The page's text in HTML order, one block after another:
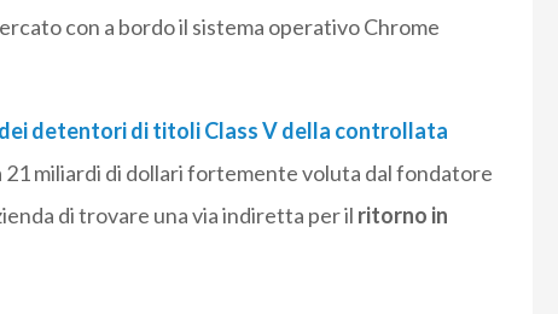
con a bordo il sistema operativo Chrome
detentori di titoli Class V della controllata
21 miliardi di dollari fortemente voluta dal fondatore
di trovare una via indiretta per il ritorno in